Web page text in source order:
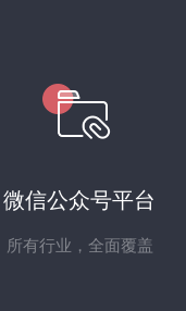
微信公众号平台
所有行业，全面覆盖